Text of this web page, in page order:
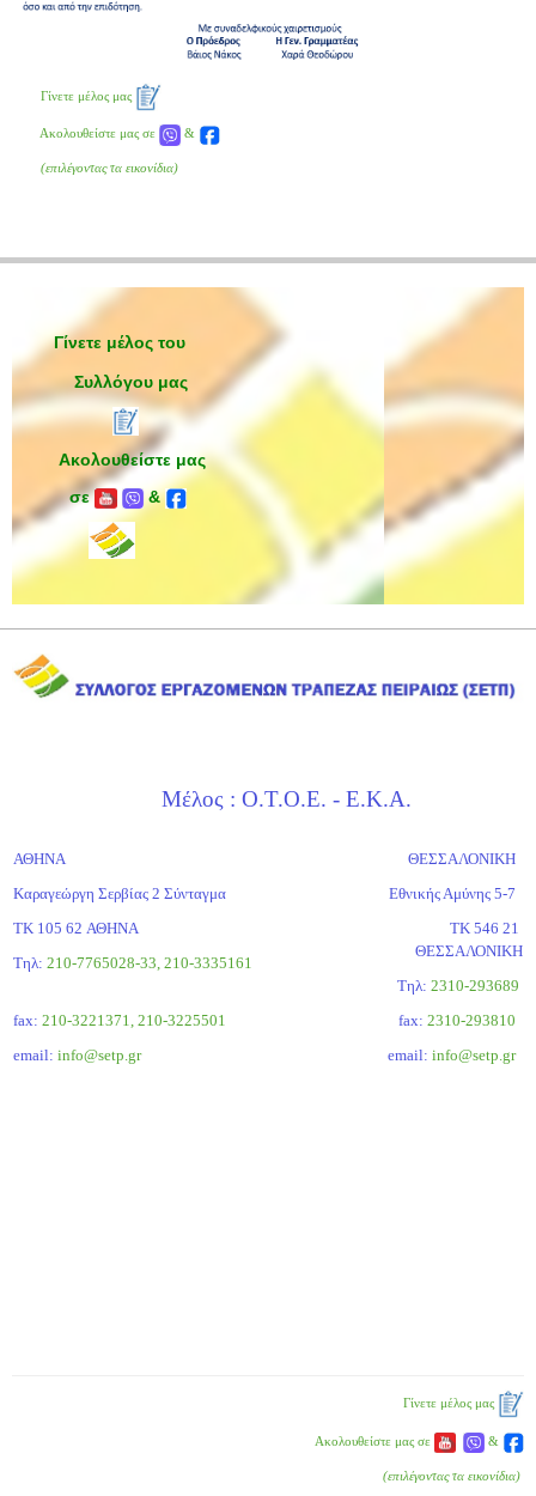
Γίνετε μέλος μας
Ακολουθείστε μας σε &
(επιλέγοντας τα εικονίδια)
Γίνετε μέλος του
Συλλόγου μας
Ακολουθείστε μας
σε
&
Μέλος : Ο.Τ.Ο.Ε. - Ε.Κ.Α.
ΑΘΗΝΑ
Καραγεώργη Σερβίας 2 Σύνταγμα
ΤΚ 105 62 ΑΘΗΝΑ
Τηλ: 210-7765028-33, 210-3335161
fax: 210-3221371, 210-3225501
email: info@setp.gr
ΘΕΣΣΑΛΟΝΙΚΗ
Εθνικής Αμύνης 5-7
ΤΚ 546 21
ΘΕΣΣΑΛΟΝΙΚΗ
Tηλ: 2310-293689
fax: 2310-293810
email: info@setp.gr
Γίνετε μέλος μας
Ακολουθείστε μας σε &
(επιλέγοντας τα εικονίδια)